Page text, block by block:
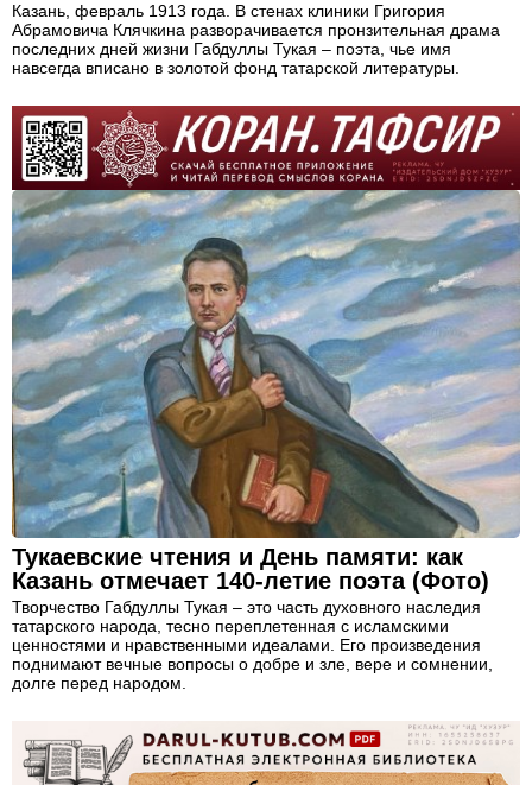
Казань, февраль 1913 года. В стенах клиники Григория
Абрамовича Клячкина разворачивается пронзительная драма
последних дней жизни Габдуллы Тукая – поэта, чье имя
навсегда вписано в золотой фонд татарской литературы.
Тукаевские чтения и День памяти: как
Казань отмечает 140-летие поэта (Фото)
Творчество Габдуллы Тукая – это часть духовного наследия
татарского народа, тесно переплетенная с исламскими
ценностями и нравственными идеалами. Его произведения
поднимают вечные вопросы о добре и зле, вере и сомнении,
долге перед народом.